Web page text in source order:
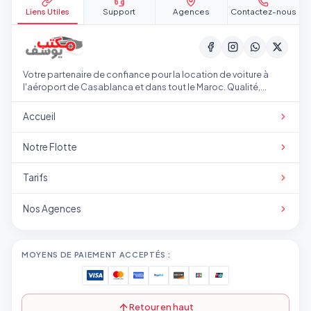
Liens Utiles Support Agences Contactez-nous
Votre partenaire de confiance pour la location de voiture à
l'aéroport de Casablanca et dans tout le Maroc. Qualité,
Accueil
Notre Flotte
Tarifs
Nos Agences
MOYENS DE PAIEMENT ACCEPTÉS :
Retour en haut